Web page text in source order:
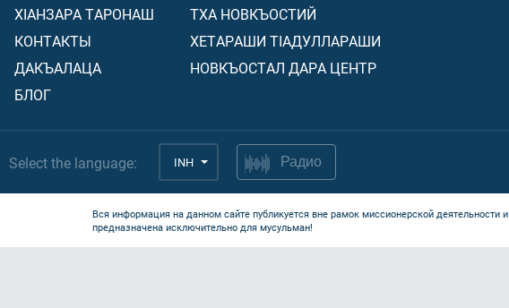
ХIАНЗАРА ТАРОНАШ
КОНТАКТЫ
ДАКЪАЛАЦА
БЛОГ
ТХА НОВКЪОСТИЙ
ХЕТАРАШИ ТIАДУЛЛАРАШИ
НОВКЪОСТАЛ ДАРА ЦЕНТР
Select the language: INH Радио
Вся информация на данном сайте публикуется вне рамок миссионерской деятельности и
предназначена исключительно для мусульман!